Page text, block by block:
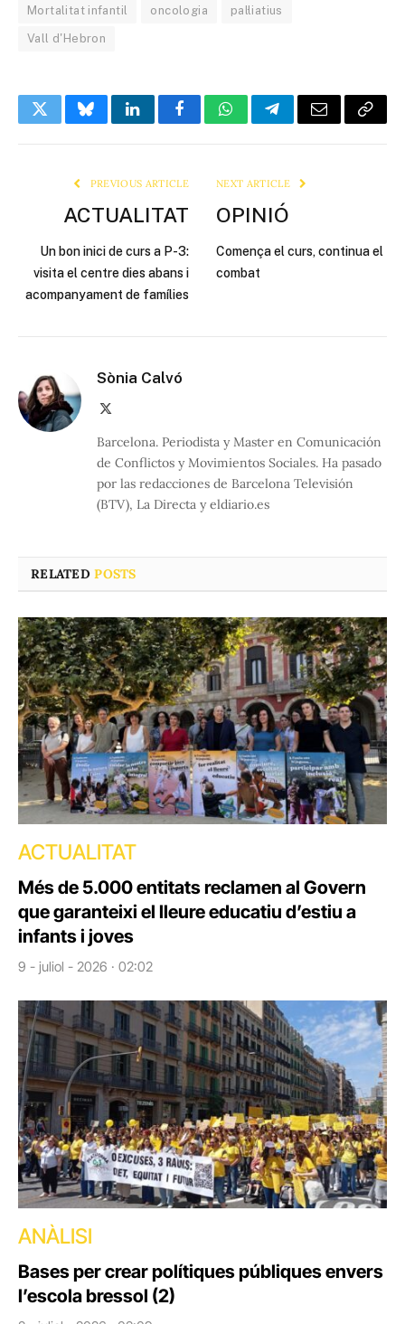
Mortalitat infantil oncologia pal·liatius
Vall d'Hebron
TwitterBlueskyLinkedInFacebookWhatsAppTelegramEmail Copy
PREVIOUS ARTICLE
ACTUALITAT
Un bon inici de curs a P-3:
visita el centre dies abans i
acompanyament de famílies
NEXT ARTICLE
OPINIÓ
Comença el curs, continua el
combat
Sònia Calvó
Barcelona. Periodista y Master en Comunicación
de Conflictos y Movimientos Sociales. Ha pasado
por las redacciones de Barcelona Televisión
(BTV), La Directa y eldiario.es
RELATEDPOSTS
ACTUALITAT
Més de 5.000 entitats reclamen al Govern
que garanteixi el lleure educatiu d’estiu a
infants i joves
9 - juliol - 2026 · 02:02
ANÀLISI
Bases per crear polítiques públiques envers
l’escola bressol (2)